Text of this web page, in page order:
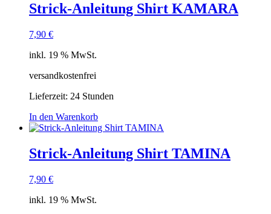
Strick-Anleitung Shirt KAMARA
7,90 €
inkl. 19 % MwSt.
versandkostenfrei
Lieferzeit: 24 Stunden
In den Warenkorb
Strick-Anleitung Shirt TAMINA
7,90 €
inkl. 19 % MwSt.